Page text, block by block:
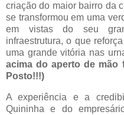
criação do maior bairro da
se transformou em uma
em vistas do seu
infraestrutura, o que
uma grande vitória nas
acima do aperto de mão
Posto!!!)
A experiência e a
Quininha e do